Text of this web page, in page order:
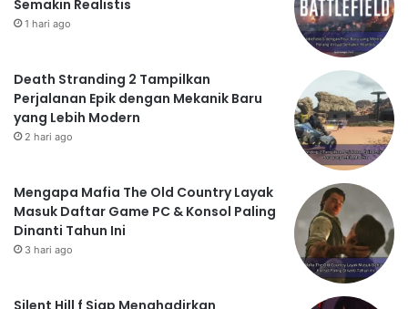
Semakin Realistis
1 hari ago
Death Stranding 2 Tampilkan
Perjalanan Epik dengan Mekanik Baru
yang Lebih Modern
2 hari ago
Mengapa Mafia The Old Country Layak
Masuk Daftar Game PC & Konsol Paling
Dinanti Tahun Ini
3 hari ago
Silent Hill f Siap Menghadirkan